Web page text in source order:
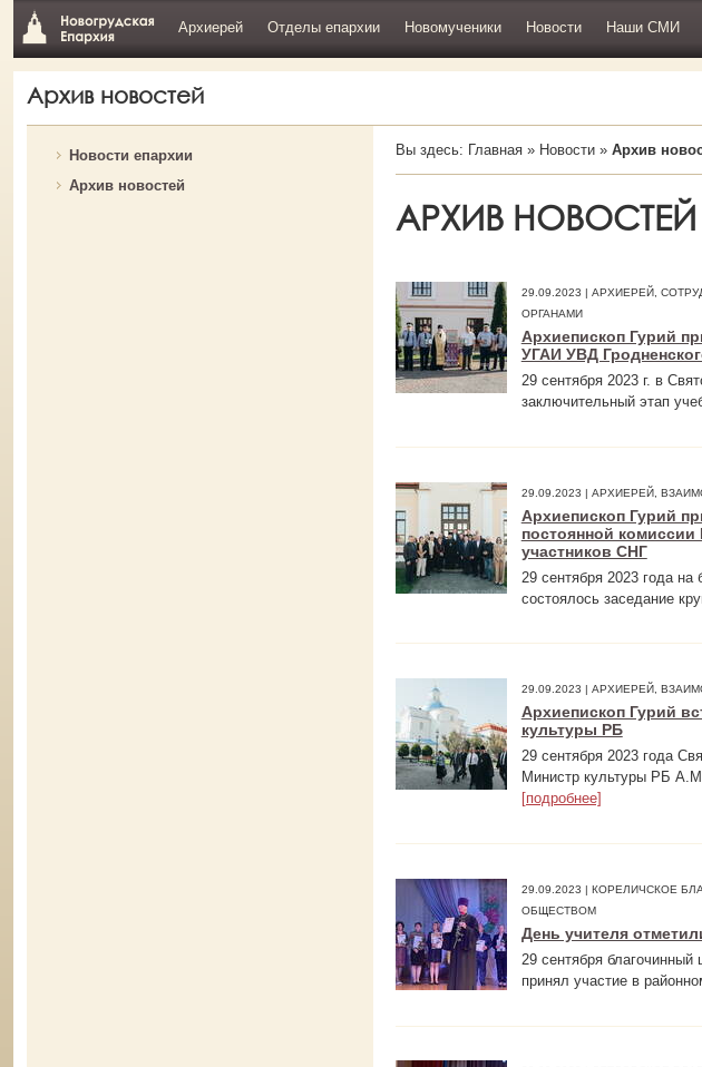
Архиерей Отделы епархии Новомученики Новости Наши СМИ
Архив новостей
Новости епархии
Архив новостей
Вы здесь: Главная» Новости» Архив
АРХИВ НОВОСТЕЙ
29.09.2023 | АРХИЕРЕЙ,
ОРГАНАМИ
Архиепископ Гурий
УГАИ УВД
29 сентября 2023 г. в
заключительный этап
29.09.2023 | АРХИЕРЕЙ,
Архиепископ Гурий
постоянной
участников СНГ
29 сентября 2023 года
состоялось заседание
29.09.2023 | АРХИЕРЕЙ,
Архиепископ Гурий
культуры РБ
29 сентября 2023 года
Министр культуры РБ
[подробнее]
29.09.2023 | КОРЕЛИЧСКОЕ
ОБЩЕСТВОМ
День учителя
29 сентября благочинный
принял участие в